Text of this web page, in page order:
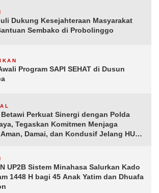
Dukung Kesejahteraan Masyarakat
Sembako di Probolinggo
Program SAPI SEHAT di Dusun
Betawi Perkuat Sinergi dengan Polda
Tegaskan Komitmen Menjaga
Damai, dan Kondusif Jelang HUT
UP2B Sistem Minahasa Salurkan Kado
1448 H bagi 45 Anak Yatim dan Dhuafa